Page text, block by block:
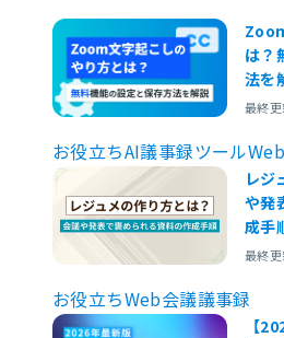
は？
法を
最終
お役立ちAI議事録ツール
レジ
や発
成手
最終
お役立ちWeb会議議事録
【